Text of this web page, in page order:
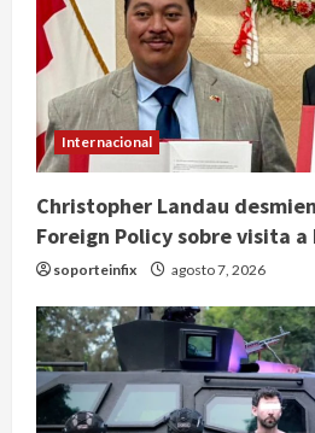
Internacional
Christopher Landau
Foreign Policy sobre visita a
soporteinfix agosto 7, 2026